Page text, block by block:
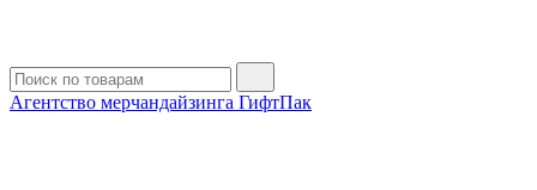
Агентство мерчандайзинга ГифтПак